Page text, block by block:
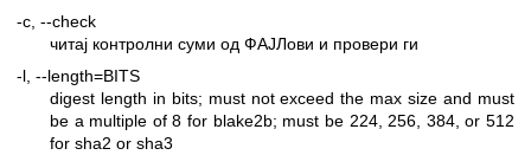
-c, --check
читај контролни суми од ФАЈЛови и провери ги
-l, --length=BITS
digest length in bits; must not exceed the max size and must
be a multiple of 8 for blake2b; must be 224, 256, 384, or 512
for sha2 or sha3